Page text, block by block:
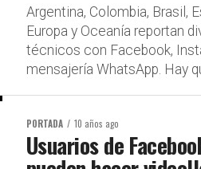
Argentina, Colombia, Brasil,
Europa y Oceanía reportan
técnicos con Facebook,
mensajería WhatsApp. Hay
PORTADA 10 años ago
Usuarios de